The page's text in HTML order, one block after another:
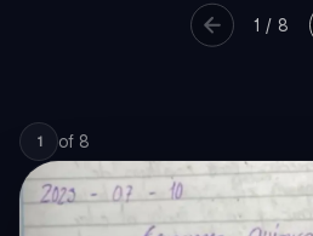
1 / 8
1 of 8